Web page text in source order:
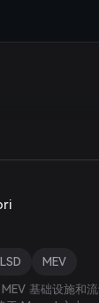
LSD MEV
基础设施和